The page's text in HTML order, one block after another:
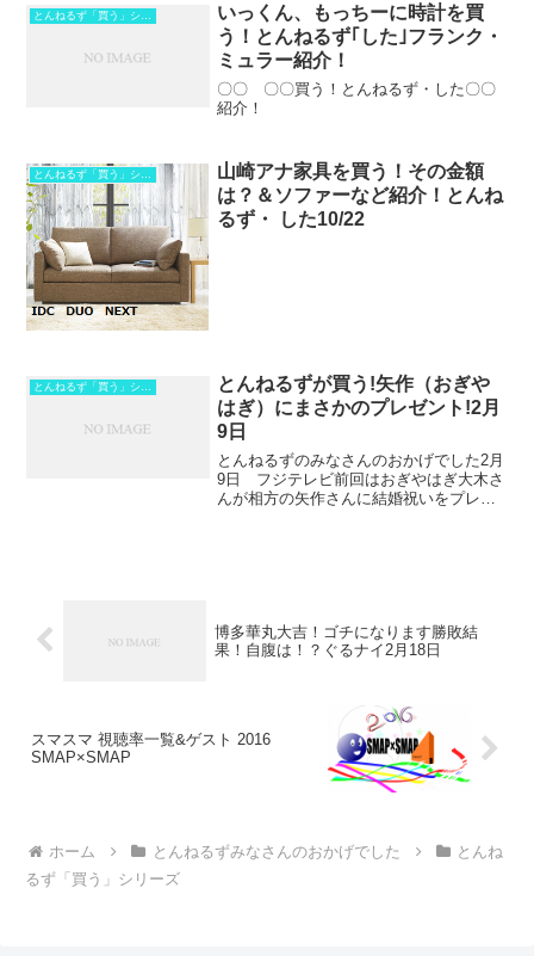
いっくん、もっちーに時計を買
う！とんねるず｢した｣フランク・
ミュラー紹介！
〇〇 〇〇買う！とんねるず・した〇〇
紹介！
とんねるず「買う」シリーズ
山崎アナ家具を買う！その金額
は？＆ソファーなど紹介！とんね
るず・ した10/22
とんねるず「買う」シリーズ
とんねるずが買う!矢作（おぎや
はぎ）にまさかのプレゼント!2月
9日
とんねるずのみなさんのおかげでした2月
9日 フジテレビ前回はおぎやはぎ大木さ
んが相方の矢作さんに結婚祝いをプレゼ
博多華丸大吉！ゴチになります勝敗結
果！自腹は！？ぐるナイ2月18日
スマスマ 視聴率一覧&ゲスト 2016
SMAP×SMAP
ホーム とんねるずみなさんのおかげでした
とんね
るず「買う」シリーズ